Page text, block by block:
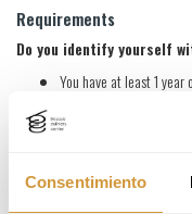
Consentimiento
Requirements
Do you identify yourself
You have at least 1
You have completed a
Gastronomy or
You are motivated by